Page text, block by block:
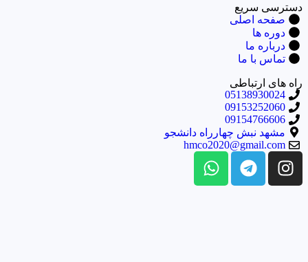
دسترسی سریع
صفحه اصلی
دوره ها
درباره ما
تماس با ما
راه های ارتباطی
05138930024
09153252060
09154766606
مشهد نبش چهارراه دانشجو
hmco2020@gmail.com